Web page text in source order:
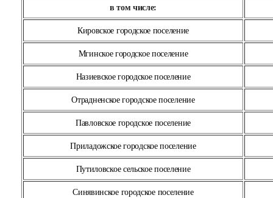
в том числе:
Кировское городское поселение
Мгинское городское поселение
Назиевское городское поселение
Отрадненское городское поселение
Павловское городское поселение
Приладожское городское поселение
Путиловское сельское поселение
Синявинское городское поселение